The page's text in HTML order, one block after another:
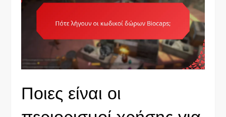
Ποιες είναι οι